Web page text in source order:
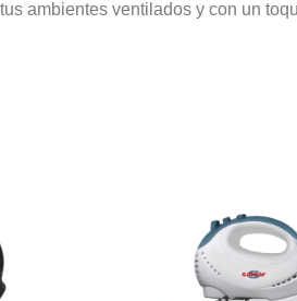
ambientes ventilados y con un